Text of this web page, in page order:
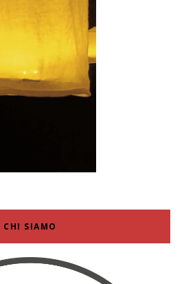
CHI SIAMO